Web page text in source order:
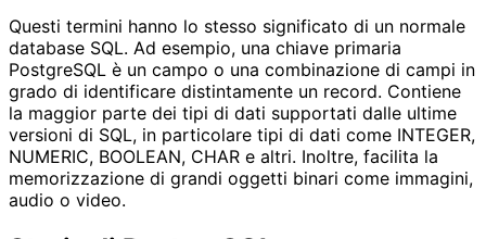
Questi termini hanno lo stesso significato di un normale
database SQL. Ad esempio, una chiave primaria
PostgreSQL è un campo o una combinazione di campi in
grado di identificare distintamente un record. Contiene
la maggior parte dei tipi di dati supportati dalle ultime
versioni di SQL, in particolare tipi di dati come INTEGER,
NUMERIC, BOOLEAN, CHAR e altri. Inoltre, facilita la
memorizzazione di grandi oggetti binari come immagini,
audio o video.